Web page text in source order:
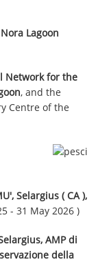
Lagoon
Network for the
, and the
Centre of the
Selargius ( CA ),
- 31 May 2026 )
AMP di
della